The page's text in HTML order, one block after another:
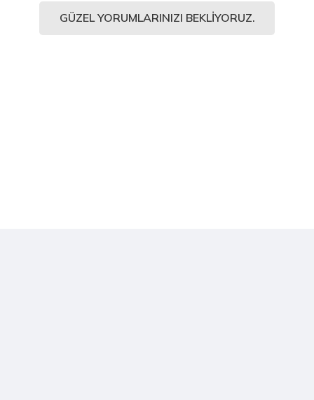
GÜZEL YORUMLARINIZI BEKLIYORUZ.